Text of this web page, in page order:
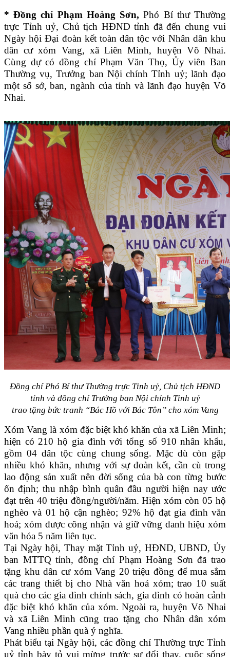
* Đồng chí Phạm Hoàng Sơn, Phó Bí thư Thường
trực Tỉnh uỷ, Chủ tịch HĐND tỉnh đã đến chung vui
Ngày hội Đại đoàn kết toàn dân tộc với Nhân dân khu
dân cư xóm Vang, xã Liên Minh, huyện Võ Nhai.
Cùng dự có đồng chí Phạm Văn Thọ, Ủy viên Ban
Thường vụ, Trưởng ban Nội chính Tỉnh uỷ; lãnh đạo
một số sở, ban, ngành của tỉnh và lãnh đạo huyện Võ
Nhai.
Đồng chí Phó Bí thư Thường trực Tỉnh uỷ, Chủ tịch HĐND
tỉnh và đồng chí Trưởng ban Nội chính Tỉnh uỷ
trao tặng bức tranh “Bác Hồ với Bác Tôn” cho xóm Vang
Xóm Vang là xóm đặc biệt khó khăn của xã Liên Minh;
hiện có 210 hộ gia đình với tổng số 910 nhân khẩu,
gồm 04 dân tộc cùng chung sống. Mặc dù còn gặp
nhiều khó khăn, nhưng với sự đoàn kết, cần cù trong
lao động sản xuất nên đời sống của bà con từng bước
ổn định; thu nhập bình quân đầu người hiện nay ước
đạt trên 40 triệu đồng/người/năm. Hiện xóm còn 05 hộ
nghèo và 01 hộ cận nghèo; 92% hộ đạt gia đình văn
hoá; xóm được công nhận và giữ vững danh hiệu xóm
văn hóa 5 năm liên tục.
Tại Ngày hội, Thay mặt Tỉnh uỷ, HĐND, UBND, Ủy
ban MTTQ tỉnh, đồng chí Phạm Hoàng Sơn đã trao
tặng khu dân cư xóm Vang 20 triệu đồng để mua sắm
các trang thiết bị cho Nhà văn hoá xóm; trao 10 suất
quà cho các gia đình chính sách, gia đình có hoàn cảnh
đặc biệt khó khăn của xóm. Ngoài ra, huyện Võ Nhai
và xã Liên Minh cũng trao tặng cho Nhân dân xóm
Vang nhiều phần quà ý nghĩa.
Phát biểu tại Ngày hội, các đồng chí Thường trực Tỉnh
uỷ tỉnh bày tỏ vui mừng trước sự đổi thay, cuộc sống